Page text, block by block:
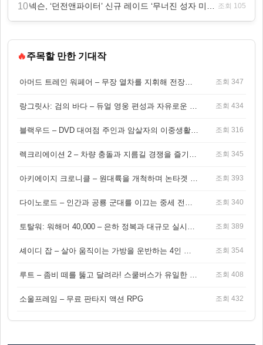
10 조회 105
🔥주목할 만한 기대작
조회 347
조회 434
조회 316
조회 345
조회 393
조회 340
조회 389
조회 354
조회 408
소울프레임 – 무료 판타지 액션 RPG 조회 432